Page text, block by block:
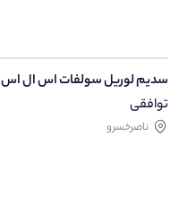
سدیم لوریل سولفات اس ال اس
توافقی
ناصرخسرو